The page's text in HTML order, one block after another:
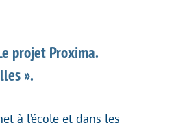
projet Proxima.
».
à l’école et dans les